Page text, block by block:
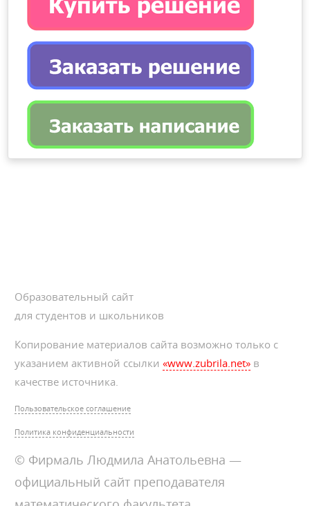
Образовательный сайт
для студентов и школьников
Копирование материалов сайта возможно только с
указанием активной ссылки«www.zubrila.net» в
качестве источника.
Пользовательское соглашение
Политика конфиденциальности
© Фирмаль Людмила Анатольевна —
официальный сайт преподавателя